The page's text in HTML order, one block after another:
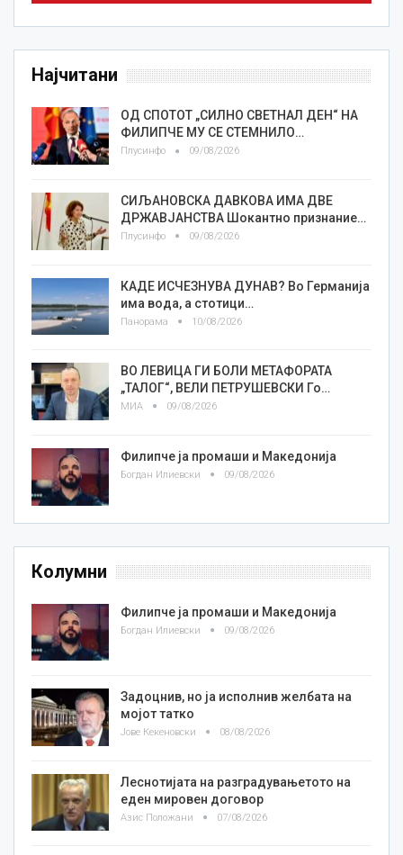
Најчитани
ОД СПОТОТ „СИЛНО СВЕТНАЛ ДЕН“ НА
ФИЛИПЧЕ МУ СЕ СТЕМНИЛО…
Плусинфо 09/08/2026
СИЉАНОВСКА ДАВКОВА ИМА ДВЕ
ДРЖАВЈАНСТВА Шокантно признание…
Плусинфо 09/08/2026
КАДЕ ИСЧЕЗНУВА ДУНАВ? Во Германија
има вода, а стотици…
Панорама 10/08/2026
ВО ЛЕВИЦА ГИ БОЛИ МЕТАФОРАТА
„ТАЛОГ“, ВЕЛИ ПЕТРУШЕВСКИ Го…
МИА 09/08/2026
Филипче ја промаши и Македонија
Богдан Илиевски 09/08/2026
Колумни
Филипче ја промаши и Македонија
Богдан Илиевски 09/08/2026
Задоцнив, но ја исполнив желбата на
мојот татко
Јове Кекеновски 08/08/2026
Леснотијата на разградувањетото на
еден мировен договор
Азис Положани 07/08/2026